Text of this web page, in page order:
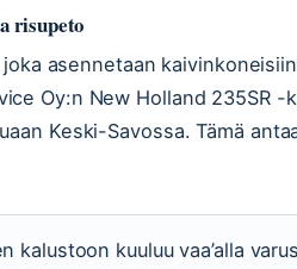
risupeto
asennetaan
Oy:n New Holland 235SR
Keski-Savossa. Tämä
kalustoon kuuluu vaa’alla